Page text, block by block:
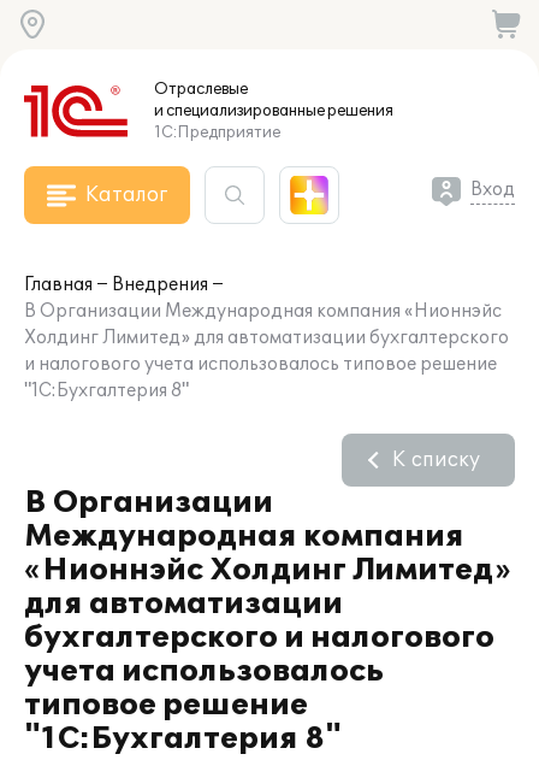
Отраслевые
и специализированныерешения
1С:Предприятие
Каталог Вход
Главная
Внедрения
В Организации Международная компания «Нионнэйс
Холдинг Лимитед» для автоматизации бухгалтерского
и налогового учета использовалось типовое решение
"1С:Бухгалтерия 8"
В Организации
Международная компания
«Нионнэйс Холдинг Лимитед»
для автоматизации
бухгалтерского и налогового
учета использовалось
типовое решение
"1С:Бухгалтерия 8"
К списку